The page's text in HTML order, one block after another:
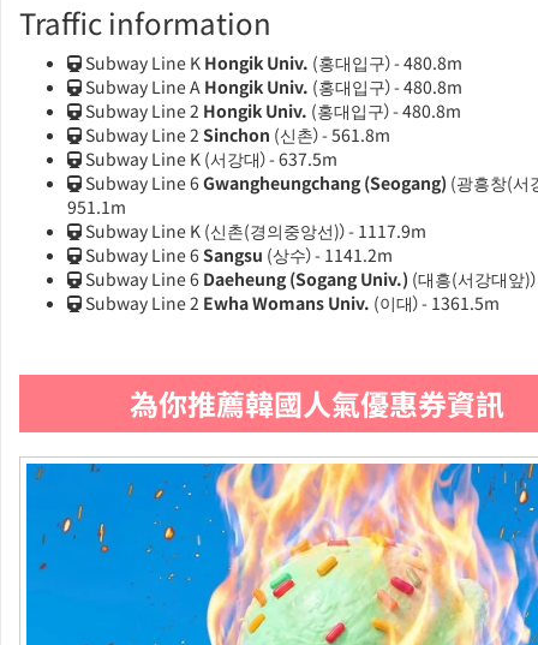
Traffic information
Subway Line K Hongik Univ. (홍대입구）- 480.8m
Subway Line A Hongik Univ. (홍대입구）- 480.8m
Subway Line 2 Hongik Univ. (홍대입구）- 480.8m
Subway Line 2 Sinchon (신촌）- 561.8m
Subway Line K (서강대）- 637.5m
Subway Line 6Gwangheungchang (Seogang) (광흥창(서
951.1m
Subway Line K (신촌(경의중앙선)）- 1117.9m
Subway Line 6Sangsu (상수）- 1141.2m
Subway Line 6 Daeheung (Sogang Univ.) (대흥(서강대앞)
Subway Line 2 Ewha Womans Univ. (이대）- 1361.5m
為你推薦韓國人氣優惠券資訊